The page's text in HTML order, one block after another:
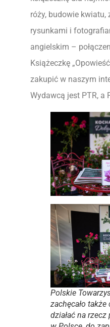
róży, budowie
rysunkami i
angielskim –
Książeczkę
zakupić w naszym
Wydawcą jest PTR, a
Polskie
zachęcało
działać na